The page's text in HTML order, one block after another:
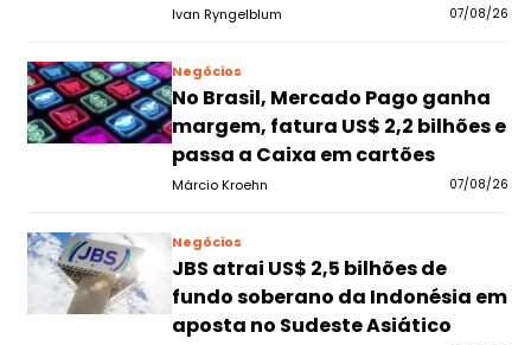
Ivan Ryngelblum 07/08/26
Negócios
No Brasil, Mercado Pago ganha
margem, fatura US$ 2,2 bilhões e
passa a Caixa em cartões
Márcio Kroehn 07/08/26
Negócios
JBS atrai US$ 2,5 bilhões de
fundo soberano da Indonésia em
aposta no Sudeste Asiático